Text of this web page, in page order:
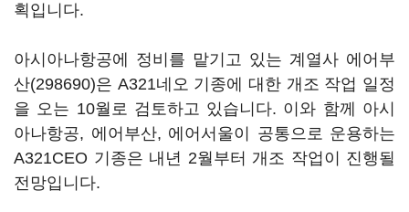
획입니다.
아시아나항공에 정비를 맡기고 있는 계열사 에어부
산(298690)은 A321네오 기종에 대한 개조 작업 일정
을 오는 10월로 검토하고 있습니다. 이와 함께 아시
아나항공, 에어부산, 에어서울이 공통으로 운용하는
A321CEO 기종은 내년 2월부터 개조 작업이 진행될
전망입니다.